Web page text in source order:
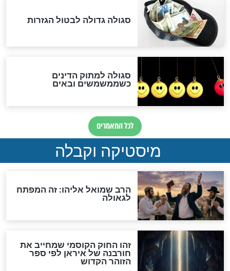
לגוי והוספת השם חזקיהו
לרפואת הרב דב הכהן קוק
לכל המאמרים
אחרית הימים
האם אפשר לחשב את הקץ?